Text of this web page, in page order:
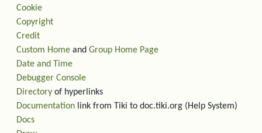
Cookie
Copyright
Credit
Custom Home and Group Home Page
Date and Time
Debugger Console
Directory of hyperlinks
Documentation link from Tiki to doc.tiki.org (Help System)
Docs